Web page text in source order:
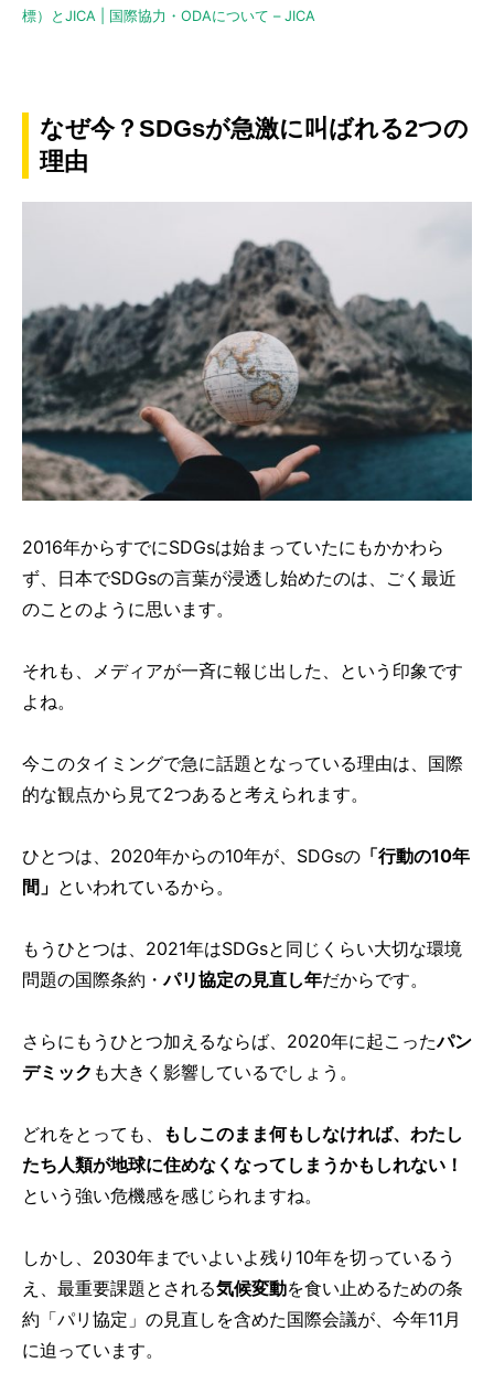
標）とJICA | 国際協力・ODAについて – JICA
なぜ今？SDGsが急激に叫ばれる2つの
理由
2016年からすでにSDGsは始まっていたにもかかわら
ず、日本でSDGsの言葉が浸透し始めたのは、ごく最近
のことのように思います。
それも、メディアが一斉に報じ出した、という印象です
よね。
今このタイミングで急に話題となっている理由は、国際
的な観点から見て2つあると考えられます。
ひとつは、2020年からの10年が、SDGsの 「行動の10年
間」 といわれているから。
もうひとつは、2021年はSDGsと同じくらい大切な環境
問題の国際条約・パリ協定の見直し年だからです。
さらにもうひとつ加えるならば、2020年に起こったパン
デミック も大きく影響しているでしょう。
どれをとっても、
もしこのまま何もしなければ、わたし
たち人類が地球に住めなくなってしまうかもしれない！
という強い危機感を感じられますね。
しかし、2030年までいよいよ残り10年を切っているう
え、最重要課題とされる気候変動を食い止めるための条
約「パリ協定」の見直しを含めた国際会議が、今年11月
に迫っています。